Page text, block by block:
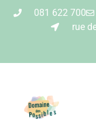
081 622 700
rue